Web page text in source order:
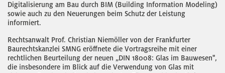
Digitalisierung am Bau durch BIM (Building Information Modeling)
sowie auch zu den Neuerungen beim Schutz der Leistung
informiert.
Rechtsanwalt Prof. Christian Niemöller von der Frankfurter
Baurechtskanzlei SMNG eröffnete die Vortragsreihe mit einer
rechtlichen Beurteilung der neuen „DIN 18008: Glas im Bauwesen",
die insbesondere im Blick auf die Verwendung von Glas mit